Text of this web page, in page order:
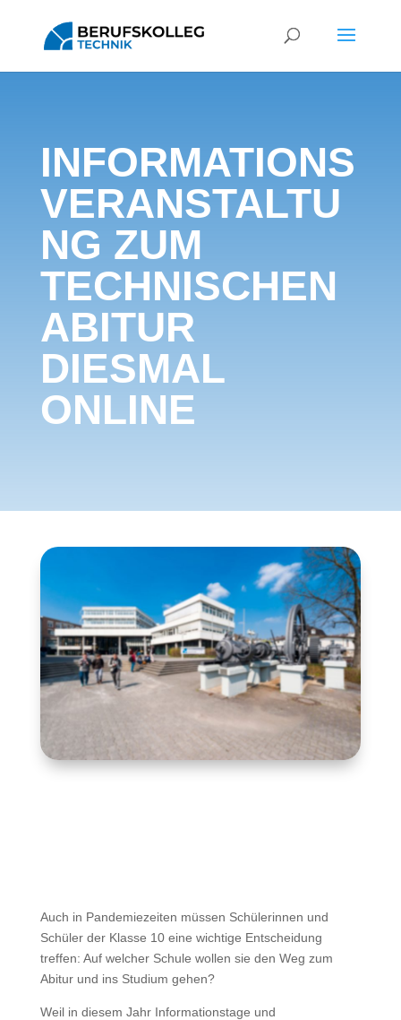
INFORMATIONS
VERANSTALTU
NG ZUM
TECHNISCHEN
ABITUR
DIESMAL
ONLINE
Auch in Pandemiezeiten müssen Schülerinnen und
Schüler der Klasse 10 eine wichtige Entscheidung
treffen: Auf welcher Schule wollen sie den Weg zum
Abitur und ins Studium gehen?
Weil in diesem Jahr Informationstage und